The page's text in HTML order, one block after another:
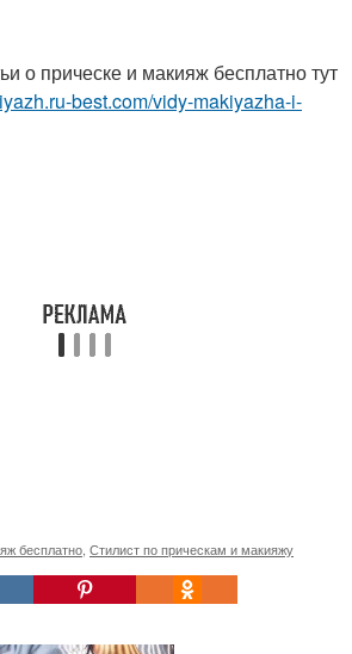
о прическе и макияж бесплатно тут
best.com/vidy-makiyazha-i-
бесплатно Стилист по прическам и макияжу